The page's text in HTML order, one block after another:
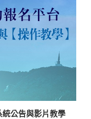
統公告與影片教學